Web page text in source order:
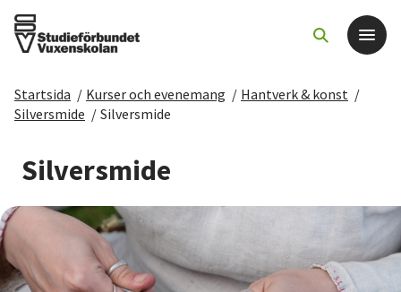
Det här gör vi
För dig som
Sök kurser och evenemang
Om SV
Startsida / Kurser och evenemang / Hantverk & konst /
Silversmide / Silversmide
Silversmide